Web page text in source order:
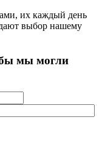
их каждый день
выбор нашему
мы могли